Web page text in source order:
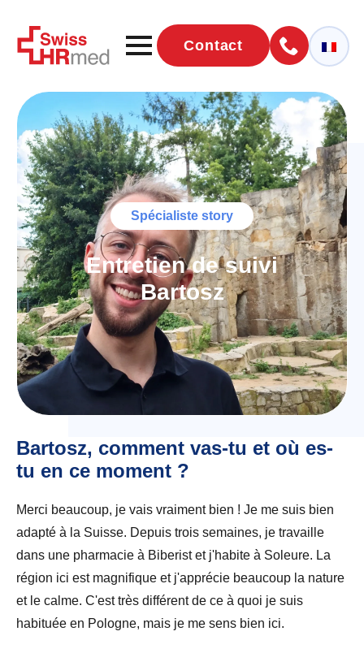
Contact
Spécialiste story
Entretien de suivi
Bartosz
Bartosz, comment vas-tu et où es-
tu en ce moment ?
Merci beaucoup, je vais vraiment bien ! Je me suis bien
adapté à la Suisse. Depuis trois semaines, je travaille
dans une pharmacie à Biberist et j'habite à Soleure. La
région ici est magnifique et j'apprécie beaucoup la nature
et le calme. C'est très différent de ce à quoi je suis
habituée en Pologne, mais je me sens bien ici.